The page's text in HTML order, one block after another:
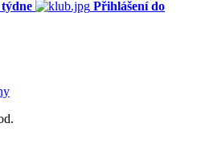
Přihlášení do